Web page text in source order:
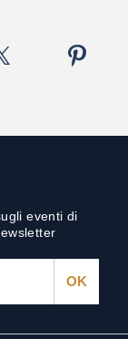
eventi di